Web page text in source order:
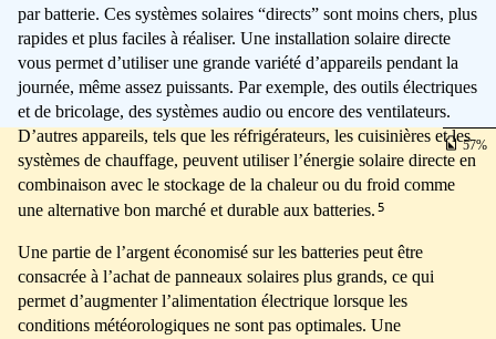
57
par batterie. Ces systèmes solaires “directs” sont moins chers, plus
rapides et plus faciles à réaliser. Une installation solaire directe
vous permet d’utiliser une grande variété d’appareils pendant la
journée, même assez puissants. Par exemple, des outils électriques
et de bricolage, des systèmes audio ou encore des ventilateurs.
D’autres appareils, tels que les réfrigérateurs, les cuisinières et les
systèmes de chauffage, peuvent utiliser l’énergie solaire directe en
combinaison avec le stockage de la chaleur ou du froid comme
une alternative bon marché et durable aux batteries.5
Une partie de l’argent économisé sur les batteries peut être
consacrée à l’achat de panneaux solaires plus grands, ce qui
permet d’augmenter l’alimentation électrique lorsque les
conditions météorologiques ne sont pas optimales. Une